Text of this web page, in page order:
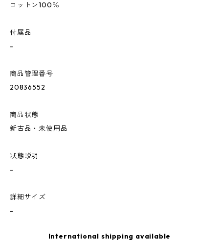
コットン100％
付属品
-
商品管理番号
20836552
商品状態
新古品・未使用品
状態説明
-
詳細サイズ
-
International shipping available